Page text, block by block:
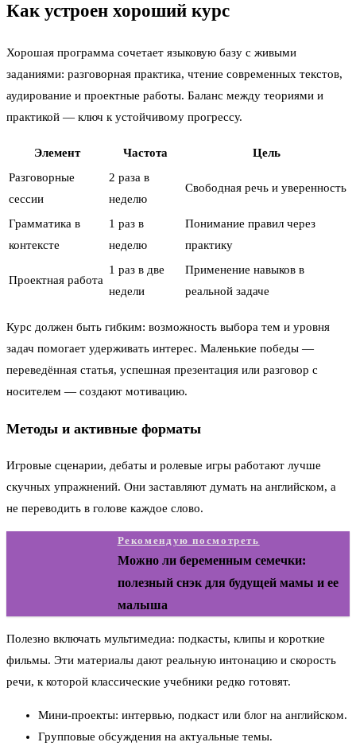
Как устроен хороший курс
Хорошая программа сочетает языковую базу с живыми
заданиями: разговорная практика, чтение современных текстов,
аудирование и проектные работы. Баланс между теориями и
практикой — ключ к устойчивому прогрессу.
Элемент Частота
Цель
Разговорные
сессии
2 раза в
неделю
Свободная речь и уверенность
Грамматика в
контексте
1 раз в
неделю
Понимание правил через
практику
Проектная работа
1 раз в две
недели
Применение навыков в
реальной задаче
Курс должен быть гибким: возможность выбора тем и уровня
задач помогает удерживать интерес. Маленькие победы —
переведённая статья, успешная презентация или разговор с
носителем — создают мотивацию.
Методы и активные форматы
Игровые сценарии, дебаты и ролевые игры работают лучше
скучных упражнений. Они заставляют думать на английском, а
не переводить в голове каждое слово.
Рекомендую посмотреть
Можно ли беременным семечки:
полезный снэк для будущей мамы и ее
малыша
Полезно включать мультимедиа: подкасты, клипы и короткие
фильмы. Эти материалы дают реальную интонацию и скорость
речи, к которой классические учебники редко готовят.
Мини-проекты: интервью, подкаст или блог на английском.
Групповые обсуждения на актуальные темы.